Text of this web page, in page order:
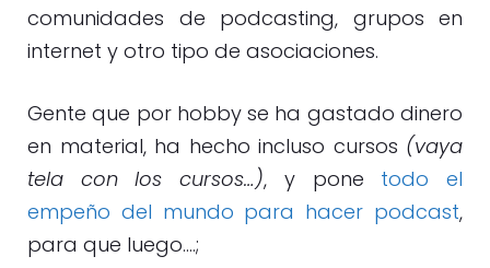
comunidades de podcasting, grupos en
internet y otro tipo de asociaciones.
Gente que por hobby se ha gastado dinero
en material, ha hecho incluso cursos (vaya
tela con los cursos…), y pone todo el
empeño del mundo para hacer podcast,
para que luego….;